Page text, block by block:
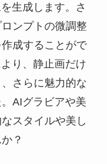
生成します。さ
ンプトの微調整
成することがで
り、静止画だけ
さらに魅力的な
AIグラビアや美
スタイルや美し
？